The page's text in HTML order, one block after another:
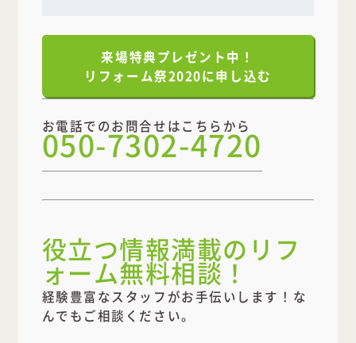
来場特典プレゼント中！
リフォーム祭2020に申し込む
お電話でのお問合せはこちらから
050-7302-4720
役立つ情報満載のリフ
ォーム無料相談！
経験豊富なスタッフがお手伝いします！な
んでもご相談ください。